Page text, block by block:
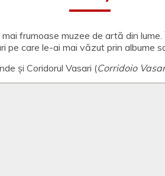
frumoase muzee de artă din
pe care le-ai mai văzut prin albume
și Coridorul Vasari (Corridoio